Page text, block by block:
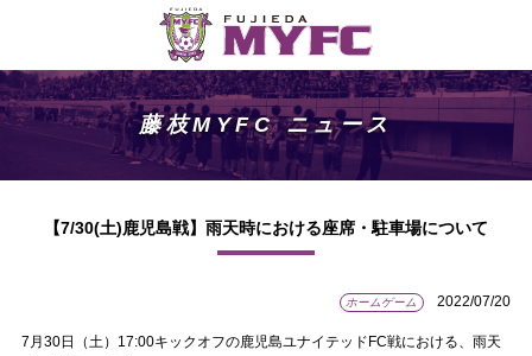
藤枝MYFC ニュース
【7/30(土)鹿児島戦】雨天時における座席・駐車場について
ホームゲーム 2022/07/20
7月30日（土）17:00キックオフの鹿児島ユナイテッドFC戦における、雨天